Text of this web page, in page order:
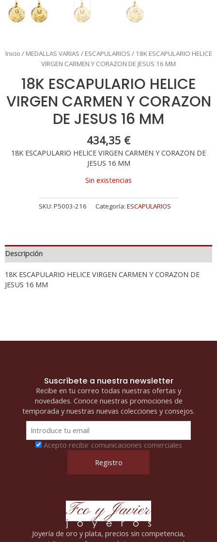
Inicio / MEDALLAS VARIAS / ESCAPULARIOS / 18K ESCAPULARIO HELICE
VIRGEN CARMEN Y CORAZON DE JESUS 16 MM
18K ESCAPULARIO HELICE
VIRGEN CARMEN Y CORAZON
DE JESUS 16 MM
434,35 €
18K ESCAPULARIO HELICE VIRGEN CARMEN Y CORAZON DE
JESUS 16 MM
Sin existencias
SKU: P5003-216 Categoría: ESCAPULARIOS
Descripción
18K ESCAPULARIO HELICE VIRGEN CARMEN Y CORAZON DE
JESUS 16 MM
Suscríbete a nuestra newsletter
Recibe en tu correo todas nuestras ofertas y
novedades. Conoce nuestras promociones de
temporada y nuestras nuevas colecciones y consejos.
Acepto recibir comunicaciones comerciales
Joyería de oro y plata, precios sin competencia,